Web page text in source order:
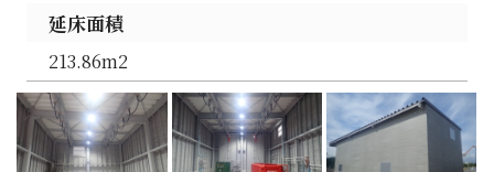
延床面積
213.86m2